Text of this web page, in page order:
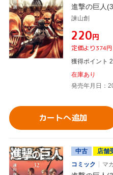
進撃の巨人
諫山創
¥220円
定価より374
獲得ポイント
在庫あり
発売年月日：
カートへ追加
中古
店舗
コミック
マ